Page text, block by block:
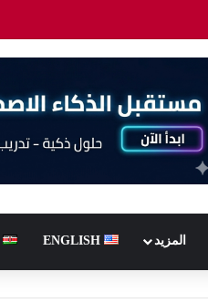
المزيد ENGLISH